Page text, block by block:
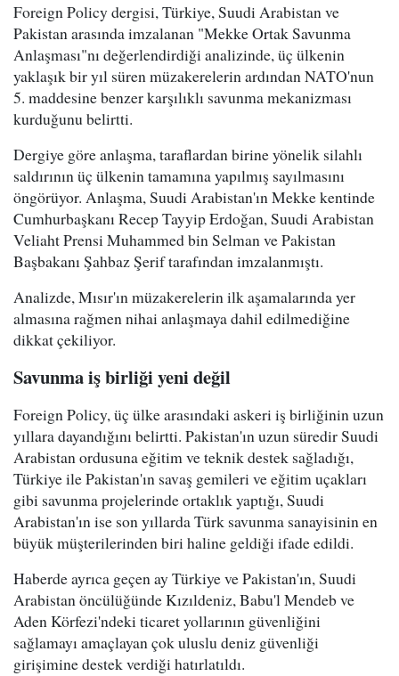
Foreign Policy dergisi, Türkiye, Suudi Arabistan ve
Pakistan arasında imzalanan "Mekke Ortak Savunma
Anlaşması"nı değerlendirdiği analizinde, üç ülkenin
yaklaşık bir yıl süren müzakerelerin ardından NATO'nun
5. maddesine benzer karşılıklı savunma mekanizması
kurduğunu belirtti.
Dergiye göre anlaşma, taraflardan birine yönelik silahlı
saldırının üç ülkenin tamamına yapılmış sayılmasını
öngörüyor. Anlaşma, Suudi Arabistan'ın Mekke kentinde
Cumhurbaşkanı Recep Tayyip Erdoğan, Suudi Arabistan
Veliaht Prensi Muhammed bin Selman ve Pakistan
Başbakanı Şahbaz Şerif tarafından imzalanmıştı.
Analizde, Mısır'ın müzakerelerin ilk aşamalarında yer
almasına rağmen nihai anlaşmaya dahil edilmediğine
dikkat çekiliyor.
Savunma iş birliği yeni değil
Foreign Policy, üç ülke arasındaki askeri iş birliğinin uzun
yıllara dayandığını belirtti. Pakistan'ın uzun süredir Suudi
Arabistan ordusuna eğitim ve teknik destek sağladığı,
Türkiye ile Pakistan'ın savaş gemileri ve eğitim uçakları
gibi savunma projelerinde ortaklık yaptığı, Suudi
Arabistan'ın ise son yıllarda Türk savunma sanayisinin en
büyük müşterilerinden biri haline geldiği ifade edildi.
Haberde ayrıca geçen ay Türkiye ve Pakistan'ın, Suudi
Arabistan öncülüğünde Kızıldeniz, Babu'l Mendeb ve
Aden Körfezi'ndeki ticaret yollarının güvenliğini
sağlamayı amaçlayan çok uluslu deniz güvenliği
girişimine destek verdiği hatırlatıldı.